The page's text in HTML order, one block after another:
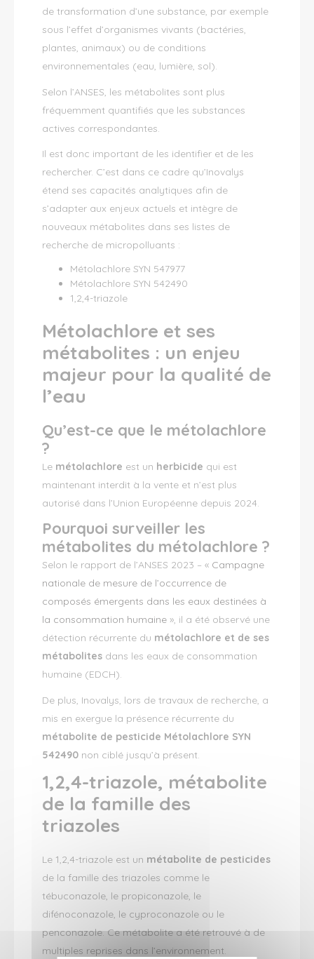
de transformation d’une substance, par exemple
sous l’effet d’organismes vivants (bactéries,
plantes, animaux) ou de conditions
environnementales (eau, lumière, sol).
Selon l’ANSES, les métabolites sont plus
fréquemment quantifiés que les substances
actives correspondantes.
Il est donc important de les identifier et de les
rechercher. C’est dans ce cadre qu’Inovalys
étend ses capacités analytiques afin de
s’adapter aux enjeux actuels et intègre de
nouveaux métabolites dans ses listes de
recherche de micropolluants :
Métolachlore SYN 547977
Métolachlore SYN 542490
1,2,4-triazole
Métolachlore et ses
métabolites : un enjeu
majeur pour la qualité de
l’eau
Qu’est-ce que le métolachlore
?
Le métolachlore est un herbicide qui est
maintenant interdit à la vente et n’est plus
autorisé dans l’Union Européenne depuis 2024.
Pourquoi surveiller les
métabolites du métolachlore ?
Selon le rapport de l’ANSES 2023 – « Campagne
nationale de mesure de l’occurrence de
composés émergents dans les eaux destinées à
la consommation humaine », il a été observé une
détection récurrente du métolachlore et de ses
métabolites dans les eaux de consommation
humaine (EDCH).
De plus, Inovalys, lors de travaux de recherche, a
mis en exergue la présence récurrente du
métabolite de pesticide Métolachlore SYN
542490 non ciblé jusqu’à présent.
1,2,4-triazole, métabolite
de la famille des
triazoles
Le 1,2,4-triazole est un métabolite de pesticides
de la famille des triazoles comme le
tébuconazole, le propiconazole, le
difénoconazole, le cyproconazole ou le
penconazole. Ce métabolite a été retrouvé à de
multiples reprises dans l’environnement.